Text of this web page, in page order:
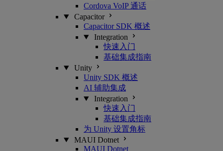
Cordova VoIP 通话
Capacitor
Capacitor SDK 概述
Integration
快速入门
基础集成指南
Unity
Unity SDK 概述
AI 辅助集成
Integration
快速入门
基础集成指南
为 Unity 设置角标
MAUI Dotnet
MAUI Dotnet